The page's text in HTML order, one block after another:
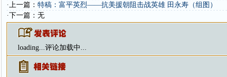
·上一篇： 特稿：富平英烈——抗美援朝阻击战英雄 田永寿（组图）
·下一篇：无
loading...评论加载中...